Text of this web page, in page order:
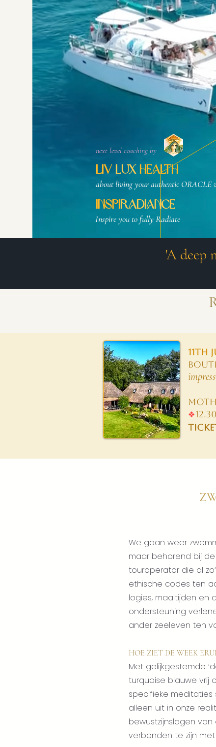
next level coaching by
LiVluxHEALTH
about living your authentic ORACLE
INSPIRADIANCE
Inspire you to fully Radiate
'A deep
11th
❖
We gaan weer
maar behorend bij
touroperator die al
ethische codes ten
logies, maaltijden en
ondersteuning
ander zeeleven ten
HOE ZIET DE WEEK
Met gelijkgestemde
turquoise blauwe vrij
specifieke meditaties
alleen uit in onze
bewustzijnslagen
verbonden te zijn